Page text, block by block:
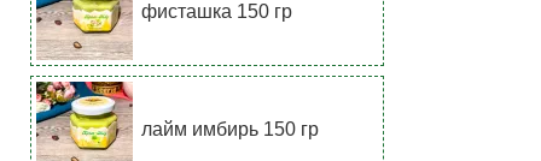
фисташка 150 гр
лайм имбирь 150 гр